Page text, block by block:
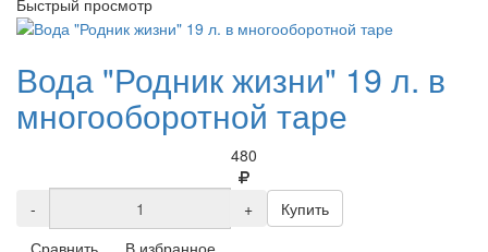
Вода "Родник жизни" 19 л. в
многооборотной таре
480
- +
Купить
Сравнить
В избранное